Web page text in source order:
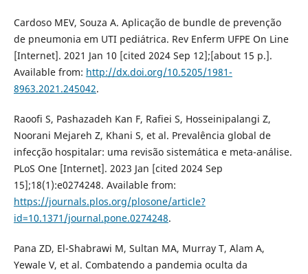
Cardoso MEV, Souza A. Aplicação de bundle de prevenção
de pneumonia em UTI pediátrica. Rev Enferm UFPE On Line
[Internet]. 2021 Jan 10 [cited 2024 Sep 12];[about 15 p.].
Available from: http://dx.doi.org/10.5205/1981-
8963.2021.245042.
Raoofi S, Pashazadeh Kan F, Rafiei S, Hosseinipalangi Z,
Noorani Mejareh Z, Khani S, et al. Prevalência global de
infecção hospitalar: uma revisão sistemática e meta-análise.
PLoS One [Internet]. 2023 Jan [cited 2024 Sep
15];18(1):e0274248. Available from:
https://journals.plos.org/plosone/article?
id=10.1371/journal.pone.0274248.
Pana ZD, El-Shabrawi M, Sultan MA, Murray T, Alam A,
Yewale V, et al. Combatendo a pandemia oculta da